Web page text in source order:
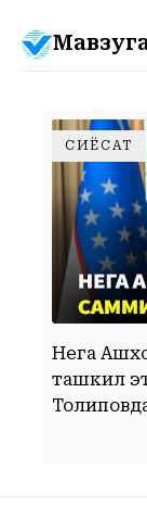
СИЁСАТ
Нега
ташкил